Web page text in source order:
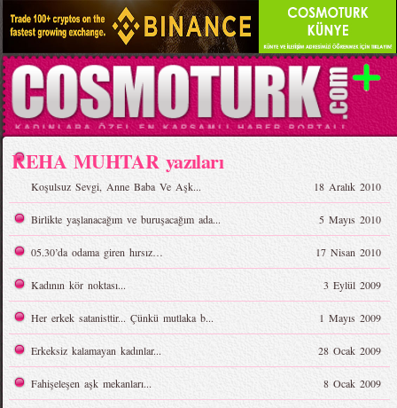
REHA MUHTAR yazıları
Koşulsuz Sevgi, Anne Baba Ve Aşk... 18 Aralık 2010
Birlikte yaşlanacağım ve buruşacağım ada... 5 Mayıs 2010
05.30’da odama giren hırsız… 17 Nisan 2010
Kadının kör noktası... 3 Eylül 2009
Her erkek satanisttir... Çünkü mutlaka b... 1 Mayıs 2009
Erkeksiz kalamayan kadınlar... 28 Ocak 2009
Fahişeleşen aşk mekanları... 8 Ocak 2009